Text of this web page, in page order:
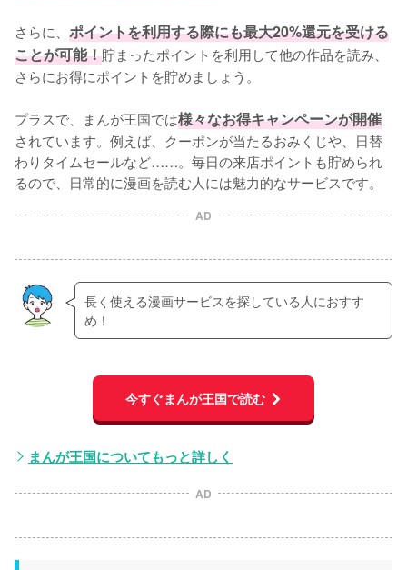
さらに、 ポイントを利用する際にも最大20%還元を受ける
ことが可能！貯まったポイントを利用して他の作品を読み、
さらにお得にポイントを貯めましょう。
プラスで、まんが王国では様々なお得キャンペーンが開催
されています。例えば、クーポンが当たるおみくじや、日替
わりタイムセールなど……。毎日の来店ポイントも貯められ
るので、日常的に漫画を読む人には魅力的なサービスです。
AD
長く使える漫画サービスを探している人におすす
め！
今すぐまんが王国で読む
まんが王国についてもっと詳しく
AD